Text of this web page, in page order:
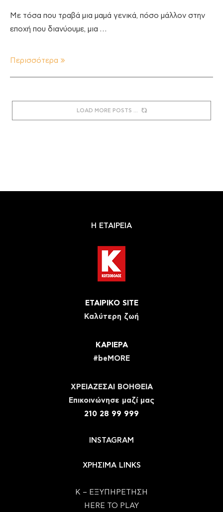
Με τόσα που τραβά μια μαμά γενικά, πόσο μάλλον στην
εποχή που διανύουμε, μια …
Περισσότερα
LOAD MORE POSTS
Η ΕΤΑΙΡΕΙΑ
ΕΤΑΙΡΙΚΟ SITE
Καλύτερη ζωή
ΚΑΡΙΕΡΑ
#beMORE
ΧΡΕΙΑΖΕΣΑΙ ΒΟΗΘΕΙΑ
Eπικοινώνησε μαζί μας
210 28 99 999
INSTAGRAM
ΧΡΗΣΙΜΑ LINKS
Κ – ΕΞΥΠΗΡΕΤΗΣΗ
HERE TO PLAY